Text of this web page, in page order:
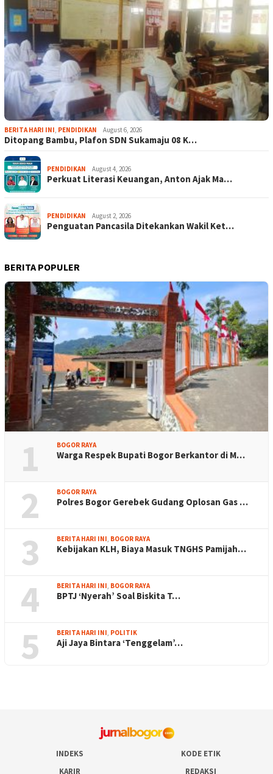
BERITA HARI INI PENDIDIKAN August 6, 2026
Ditopang Bambu, Plafon SDN Sukamaju 08 K…
PENDIDIKAN August 4, 2026
Perkuat Literasi Keuangan, Anton Ajak Ma…
PENDIDIKAN August 2, 2026
Penguatan Pancasila Ditekankan Wakil Ket…
BERITA POPULER
1 BOGOR RAYA
Warga Respek Bupati Bogor Berkantor di M…
2 BOGOR RAYA
Polres Bogor Gerebek Gudang Oplosan Gas …
3 BERITA HARI INI BOGOR RAYA
Kebijakan KLH, Biaya Masuk TNGHS Pamijah…
4 BERITA HARI INI BOGOR RAYA
BPTJ ‘Nyerah’ Soal Biskita T…
5 BERITA HARI INI POLITIK
Aji Jaya Bintara ‘Tenggelam’…
INDEKS
KODE ETIK
KARIR
REDAKSI